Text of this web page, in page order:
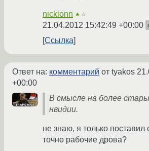
nickionn ★☆
21.04.2012 15:42:49 +00:00
Ссылка
Ответ на: комментарий от tyakos
+00:00
В смысле на более
нвидии.
не знаю, я только
точно рабочие дрова?